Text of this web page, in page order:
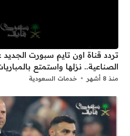
تردد قناة اون تايم سبورت الجديد
الصناعية.. نزلها واستمتع
منذ 8 أشهر خدمات السعودية